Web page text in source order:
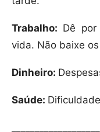
Trabalho: Dê
vida. Não baixe
Dinheiro:
Saúde: